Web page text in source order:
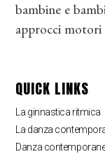
bambine e
approcci motori
QUICK LINKS
La ginnastica ritmica
La danza
Danza